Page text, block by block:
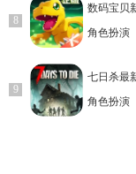
数码宝贝
角色扮演
七日杀最
角色扮演